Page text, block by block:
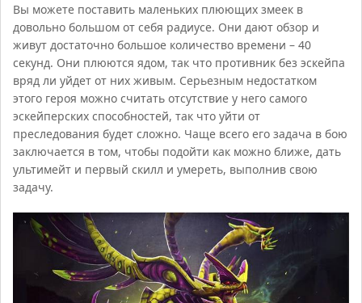
Вы можете поставить маленьких плюющих змеек в
довольно большом от себя радиусе. Они дают обзор и
живут достаточно большое количество времени – 40
секунд. Они плюются ядом, так что противник без эскейпа
вряд ли уйдет от них живым. Серьезным недостатком
этого героя можно считать отсутствие у него самого
эскейперских способностей, так что уйти от
преследования будет сложно. Чаще всего его задача в бою
заключается в том, чтобы подойти как можно ближе, дать
ультимейт и первый скилл и умереть, выполнив свою
задачу.